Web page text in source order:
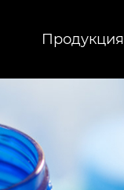
Продукция